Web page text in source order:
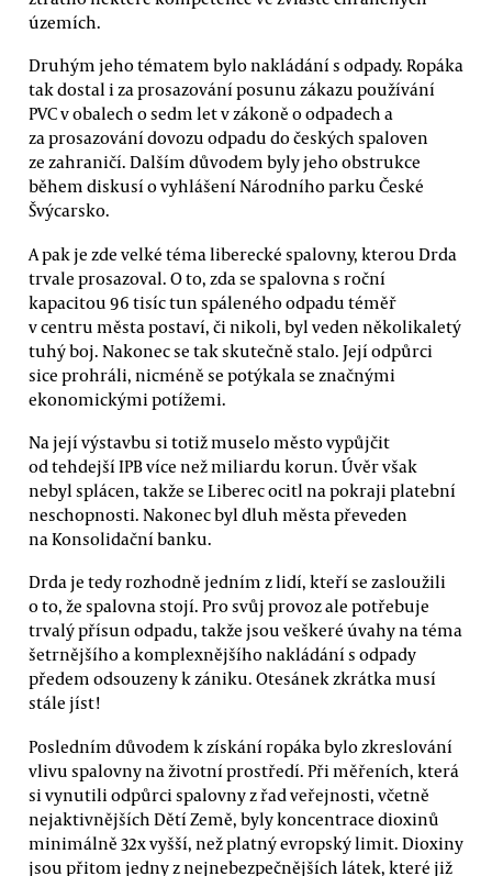
územích.
Druhým jeho tématem bylo nakládání s odpady. Ropáka
tak dostal i za prosazování posunu zákazu používání
PVC v obalech o sedm let v zákoně o odpadech a
za prosazování dovozu odpadu do českých spaloven
ze zahraničí. Dalším důvodem byly jeho obstrukce
během diskusí o vyhlášení Národního parku České
Švýcarsko.
A pak je zde velké téma liberecké spalovny, kterou Drda
trvale prosazoval. O to, zda se spalovna s roční
kapacitou 96 tisíc tun spáleného odpadu téměř
v centru města postaví, či nikoli, byl veden několikaletý
tuhý boj. Nakonec se tak skutečně stalo. Její odpůrci
sice prohráli, nicméně se potýkala se značnými
ekonomickými potížemi.
Na její výstavbu si totiž muselo město vypůjčit
od tehdejší IPB více než miliardu korun. Úvěr však
nebyl splácen, takže se Liberec ocitl na pokraji platební
neschopnosti. Nakonec byl dluh města převeden
na Konsolidační banku.
Drda je tedy rozhodně jedním z lidí, kteří se zasloužili
o to, že spalovna stojí. Pro svůj provoz ale potřebuje
trvalý přísun odpadu, takže jsou veškeré úvahy na téma
šetrnějšího a komplexnějšího nakládání s odpady
předem odsouzeny k zániku. Otesánek zkrátka musí
stále jíst!
Posledním důvodem k získání ropáka bylo zkreslování
vlivu spalovny na životní prostředí. Při měřeních, která
si vynutili odpůrci spalovny z řad veřejnosti, včetně
nejaktivnějších Dětí Země, byly koncentrace dioxinů
minimálně 32x vyšší, než platný evropský limit. Dioxiny
jsou přitom jedny z nejnebezpečnějších látek, které již